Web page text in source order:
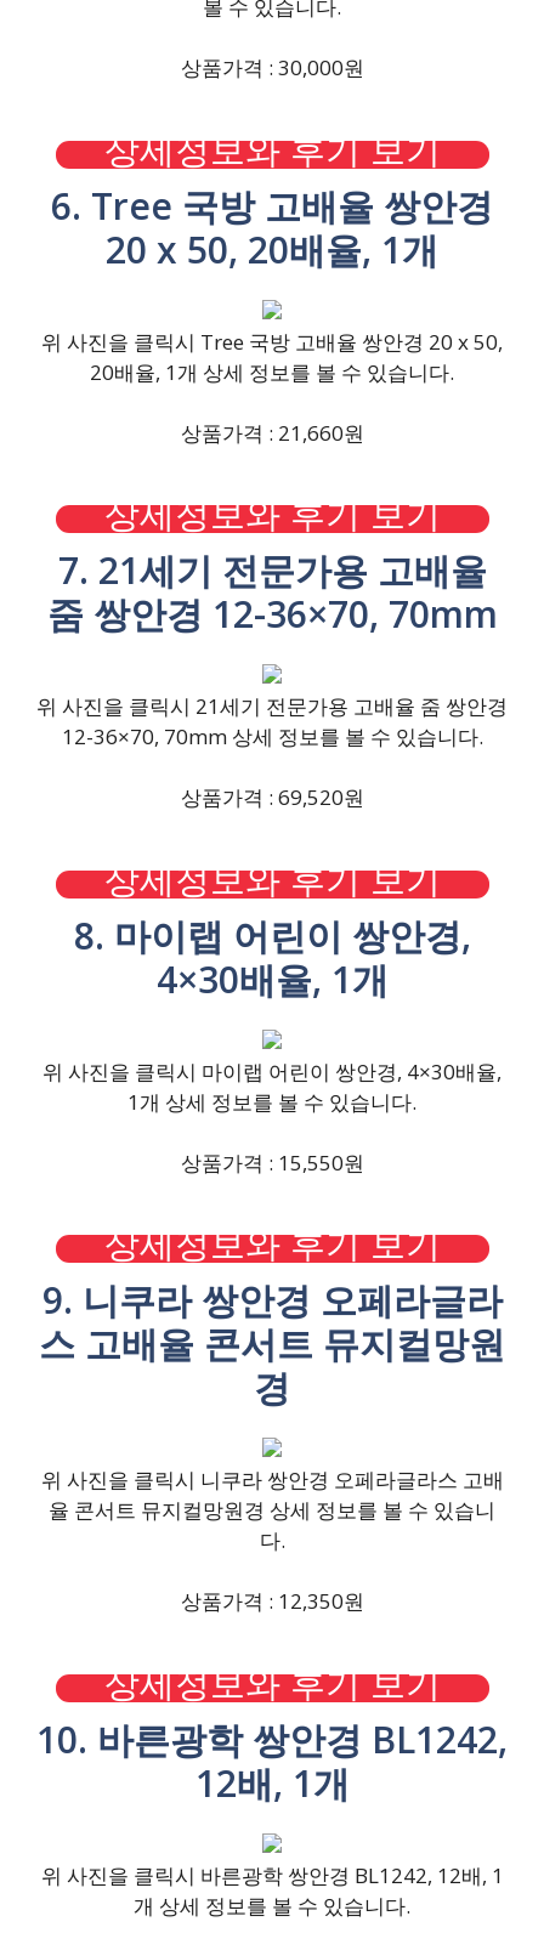
볼 수 있습니다.
상품가격 : 30,000원
상세정보와 후기 보기
6. Tree 국방 고배율 쌍안경
20 x 50, 20배율, 1개
위 사진을 클릭시 Tree 국방 고배율 쌍안경 20 x 50,
20배율, 1개 상세 정보를 볼 수 있습니다.
상품가격 : 21,660원
상세정보와 후기 보기
7. 21세기 전문가용 고배율
줌 쌍안경 12-36×70, 70mm
위 사진을 클릭시 21세기 전문가용 고배율 줌 쌍안경
12-36×70, 70mm 상세 정보를 볼 수 있습니다.
상품가격 : 69,520원
상세정보와 후기 보기
8. 마이랩 어린이 쌍안경,
4×30배율, 1개
위 사진을 클릭시 마이랩 어린이 쌍안경, 4×30배율,
1개 상세 정보를 볼 수 있습니다.
상품가격 : 15,550원
상세정보와 후기 보기
9. 니쿠라 쌍안경 오페라글라
스 고배율 콘서트 뮤지컬망원
경
위 사진을 클릭시 니쿠라 쌍안경 오페라글라스 고배
율 콘서트 뮤지컬망원경 상세 정보를 볼 수 있습니
다.
상품가격 : 12,350원
상세정보와 후기 보기
10. 바른광학 쌍안경 BL1242,
12배, 1개
위 사진을 클릭시 바른광학 쌍안경 BL1242, 12배, 1
개 상세 정보를 볼 수 있습니다.